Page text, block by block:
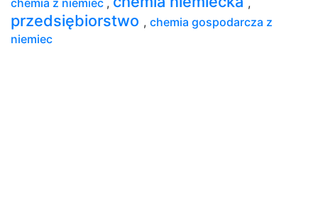
przedsiębiorstwo , chemia gospodarcza z
niemiec